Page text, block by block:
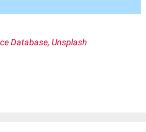
Database, Unsplash